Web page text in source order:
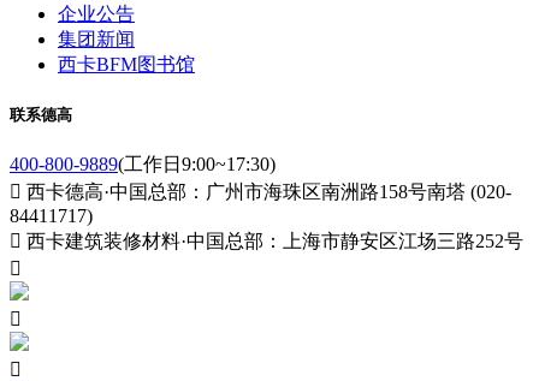
企业公告
集团新闻
西卡BFM图书馆
联系德高
400-800-9889(工作日9:00~17:30)
 西卡德高·中国总部：广州市海珠区南洲路158号南塔 (020-
84411717)
 西卡建筑装修材料·中国总部：上海市静安区江场三路252号


